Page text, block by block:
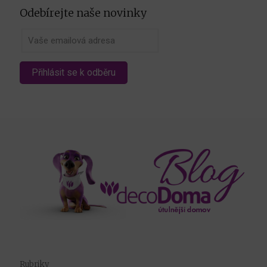
Odebírejte naše novinky
Rubriky